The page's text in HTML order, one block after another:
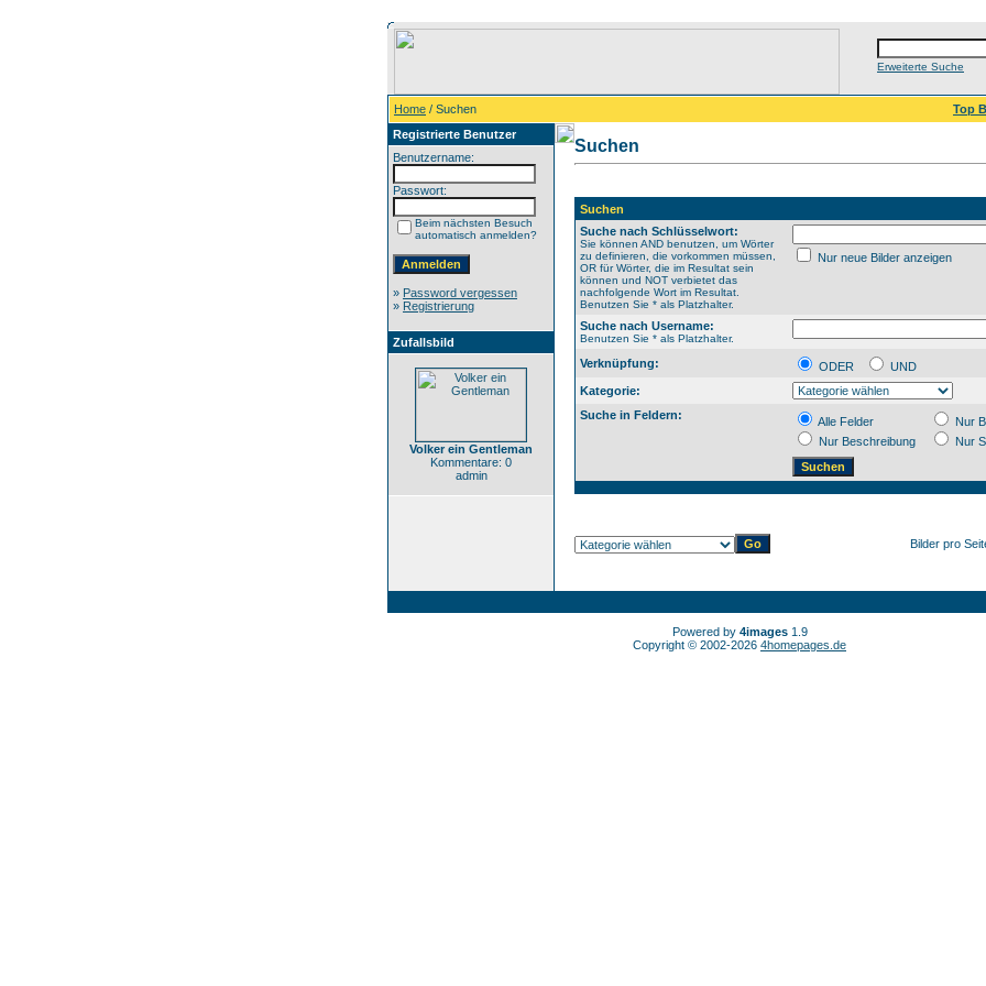
Erweiterte Suche
Home / Suchen
Top
Registrierte Benutzer
Benutzername:
Passwort:
Beim nächsten Besuch
automatisch anmelden?
» Password vergessen
» Registrierung
Zufallsbild
Volker ein Gentleman
Kommentare: 0
admin
Suchen
Suchen
Suche nach Schlüsselwort:
Sie können AND benutzen, um Wörter
zu definieren, die vorkommen müssen,
OR für Wörter, die im Resultat sein
können und NOT verbietet das
nachfolgende Wort im Resultat.
Benutzen Sie * als Platzhalter.
Nur neue Bilder anzeigen
Suche nach Username:
Benutzen Sie * als Platzhalter.
Verknüpfung: ODER
UND
Kategorie:
Suche in Feldern:
Alle Felder
Nur
Nur Beschreibung
Nur
Bilder pro
Powered by 4images1.9
Copyright © 2002-2026 4homepages.de